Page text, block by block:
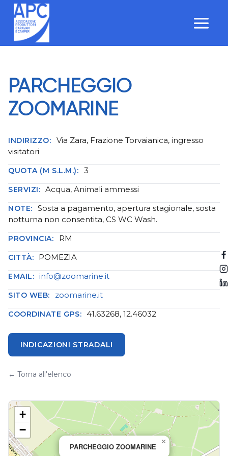
Salta
contenuto
PARCHEGGIO
ZOOMARINE
INDIRIZZO:
Via Zara, Frazione Torvaianica, ingresso
visitatori
QUOTA (M S.L.M.): 3
SERVIZI: Acqua, Animali ammessi
NOTE:
Sosta a pagamento, apertura stagionale, sosta
notturna non consentita, CS WC Wash.
PROVINCIA: RM
CITTÀ: POMEZIA
EMAIL: info@zoomarine.it
SITO WEB: zoomarine.it
COORDINATE GPS: 41.63268, 12.46032
INDICAZIONI STRADALI
← Torna all'elenco
PARCHEGGIO ZOOMARINE
×
+
−